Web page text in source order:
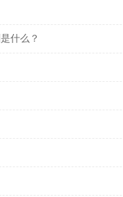
什么？